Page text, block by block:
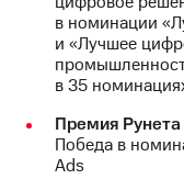
в номинации
и «Лучшее
в 35
Премия Рунета
Победа в
Ads